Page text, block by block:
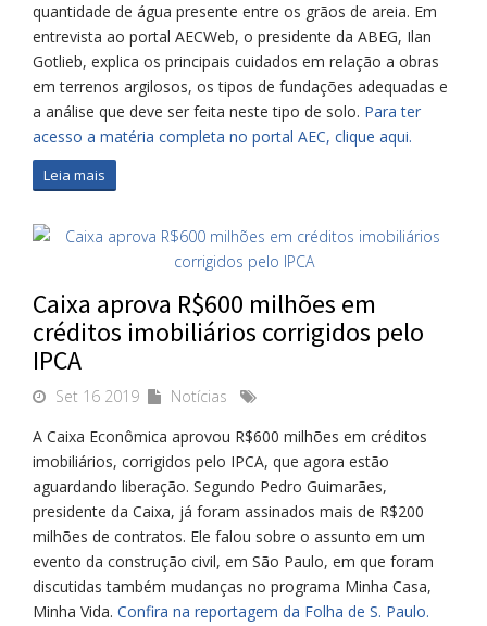
quantidade de água presente entre os grãos de areia. Em
entrevista ao portal AECWeb, o presidente da ABEG, Ilan
Gotlieb, explica os principais cuidados em relação a obras
em terrenos argilosos, os tipos de fundações adequadas e
a análise que deve ser feita neste tipo de solo. Para ter
acesso a matéria completa no portal AEC, clique aqui.
Leia mais
Caixa aprova R$600 milhões em
créditos imobiliários corrigidos pelo
IPCA
Set 16 2019
Notícias
A Caixa Econômica aprovou R$600 milhões em créditos
imobiliários, corrigidos pelo IPCA, que agora estão
aguardando liberação. Segundo Pedro Guimarães,
presidente da Caixa, já foram assinados mais de R$200
milhões de contratos. Ele falou sobre o assunto em um
evento da construção civil, em São Paulo, em que foram
discutidas também mudanças no programa Minha Casa,
Minha Vida. Confira na reportagem da Folha de S. Paulo.